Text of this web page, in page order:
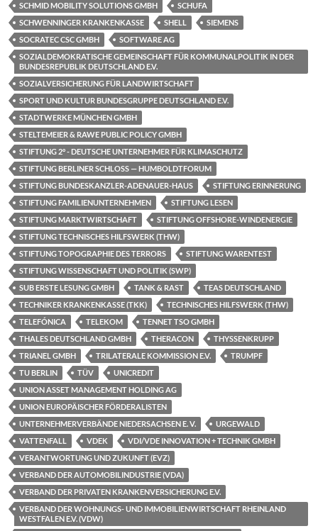
SCHMID MOBILITY SOLUTIONS GMBH
SCHUFA
SCHWENNINGER KRANKENKASSE
SHELL
SIEMENS
SOCRATEC CSC GMBH
SOFTWARE AG
SOZIALDEMOKRATISCHE GEMEINSCHAFT FÜR KOMMUNALPOLITIK IN DER
BUNDESREPUBLIK DEUTSCHLAND E.V.
SOZIALVERSICHERUNG FÜR LANDWIRTSCHAFT
SPORT UND KULTUR BUNDESGRUPPE DEUTSCHLAND E.V.
STADTWERKE MÜNCHEN GMBH
STELTEMEIER & RAWE PUBLIC POLICY GMBH
STIFTUNG 2° - DEUTSCHE UNTERNEHMER FÜR KLIMASCHUTZ
STIFTUNG BERLINER SCHLOSS — HUMBOLDTFORUM
STIFTUNG BUNDESKANZLER-ADENAUER-HAUS
STIFTUNG ERINNERUNG
STIFTUNG FAMILIENUNTERNEHMEN
STIFTUNG LESEN
STIFTUNG MARKTWIRTSCHAFT
STIFTUNG OFFSHORE-WINDENERGIE
STIFTUNG TECHNISCHES HILFSWERK (THW)
STIFTUNG TOPOGRAPHIE DES TERRORS
STIFTUNG WARENTEST
STIFTUNG WISSENSCHAFT UND POLITIK (SWP)
SUB ERSTE LESUNG GMBH
TANK & RAST
TEAS DEUTSCHLAND
TECHNIKER KRANKENKASSE (TKK)
TECHNISCHES HILFSWERK (THW)
TELEFÓNICA
TELEKOM
TENNET TSO GMBH
THALES DEUTSCHLAND GMBH
THERACON
THYSSENKRUPP
TRIANEL GMBH
TRILATERALE KOMMISSION E.V.
TRUMPF
TU BERLIN
TÜV
UNICREDIT
UNION ASSET MANAGEMENT HOLDING AG
UNION EUROPÄISCHER FÖRDERALISTEN
UNTERNEHMERVERBÄNDE NIEDERSACHSEN E. V.
URGEWALD
VATTENFALL
VDEK
VDI/VDE INNOVATION + TECHNIK GMBH
VERANTWORTUNG UND ZUKUNFT (EVZ)
VERBAND DER AUTOMOBILINDUSTRIE (VDA)
VERBAND DER PRIVATEN KRANKENVERSICHERUNG E.V.
VERBAND DER WOHNUNGS- UND IMMOBILIENWIRTSCHAFT RHEINLAND
WESTFALEN E.V. (VDW)